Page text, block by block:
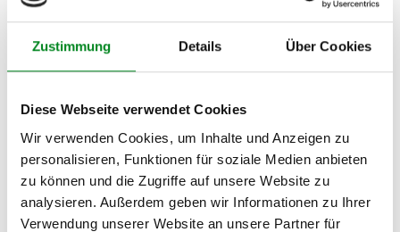
Zustimmung Details Über Cookies
Diese Webseite verwendet Cookies
Wir verwenden Cookies, um Inhalte und Anzeigen zu
personalisieren, Funktionen für soziale Medien anbieten
zu können und die Zugriffe auf unsere Website zu
analysieren. Außerdem geben wir Informationen zu Ihrer
Verwendung unserer Website an unsere Partner für
Hersteller/EU Verantwortliche
Person
Hersteller
TMC Turbolader Manufaktur Coesfeld
Adresse:
Am Wasserturm 55, Coesfeld, NRW, 48653, DE
E-Mail:
info@tmc-turbo.de